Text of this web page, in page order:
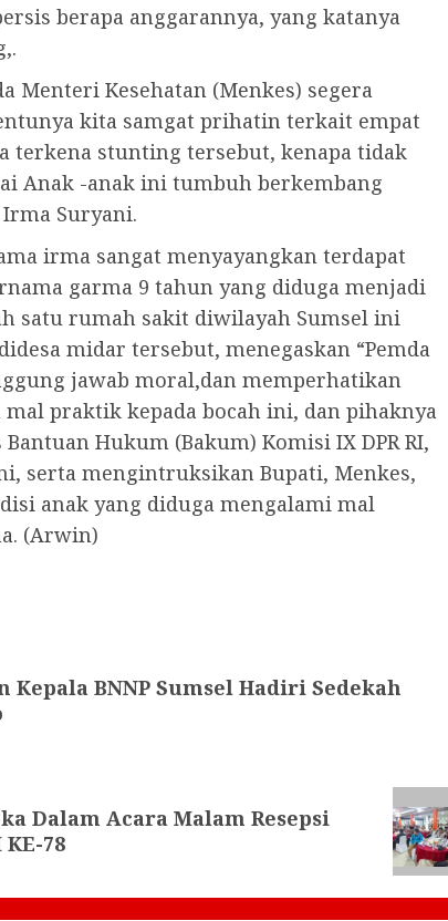
berapa anggarannya, yang katanya
Menteri Kesehatan (Menkes) segera
kita samgat prihatin terkait empat
terkena stunting tersebut, kenapa tidak
Anak -anak ini tumbuh berkembang
Suryani.
irma sangat menyayangkan terdapat
garma 9 tahun yang diduga menjadi
satu rumah sakit diwilayah Sumsel ini
midar tersebut, menegaskan “Pemda
jawab moral,dan memperhatikan
mal praktik kepada bocah ini, dan pihaknya
Hukum (Bakum) Komisi IX DPR RI,
serta mengintruksikan Bupati, Menkes,
anak yang diduga mengalami mal
(Arwin)
Kepala BNNP Sumsel Hadiri Sedekah
Dalam Acara Malam Resepsi
78